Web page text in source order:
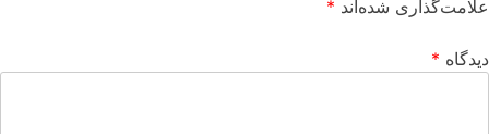
علامت‌گذاری شده‌اند *
دیدگاه *